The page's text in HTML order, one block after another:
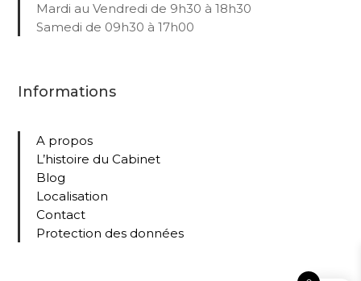
Mardi au Vendredi de 9h30 à 18h30
Samedi de 09h30 à 17h00
Informations
A propos
L’histoire du Cabinet
Blog
Localisation
Contact
Protection des données